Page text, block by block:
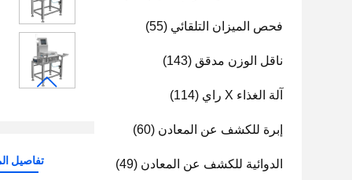
فحص الميزان التلقائي (55)
ناقل الوزن مدقق (143)
آلة الغذاء X راي (114)
إبرة للكشف عن المعادن (60)
الدوائية للكشف عن المعادن (49) تفاصيل